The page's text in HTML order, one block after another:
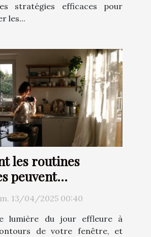
stratégies efficaces pour
les...
les routines
peuvent
votre quotidien
13/04/2025 00:40
lumière du jour effleure à
de votre fenêtre, et